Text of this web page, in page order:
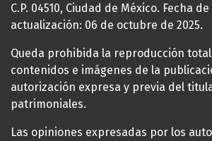
C.P. 04510, Ciudad de México. Fecha
actualización: 06 de octubre de 2025.
Queda prohibida la reproducción
contenidos e imágenes de la
autorización expresa y previa del
patrimoniales.
Las opiniones expresadas por los